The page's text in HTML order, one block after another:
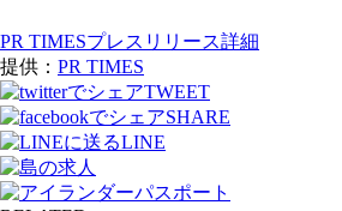
PR TIMESプレスリリース詳細
提供： PR TIMES
TWEET
SHARE
LINE